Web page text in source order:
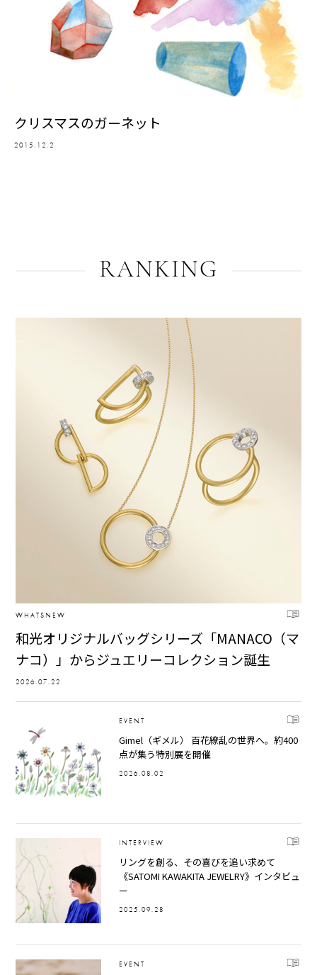
クリスマスのガーネット
2015.12.2
RANKING
WHATSNEW
和光オリジナルバッグシリーズ「MANACO（マ
ナコ）」からジュエリーコレクション誕生
2026.07.22
EVENT
Gimel（ギメル） 百花繚乱の世界へ。約400
点が集う特別展を開催
2026.08.02
INTERVIEW
リングを創る、その喜びを追い求めて
《SATOMI KAWAKITA JEWELRY》インタビュ
ー
2025.09.28
EVENT